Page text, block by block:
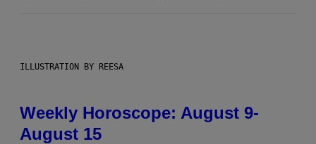
ILLUSTRATION BY REESA
Weekly Horoscope: August 9-
August 15